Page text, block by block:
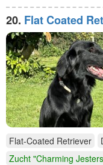
20. Flat Coated
Flat-Coated Retriever
Zucht "Charming